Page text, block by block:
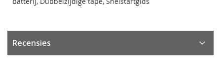
Recensies